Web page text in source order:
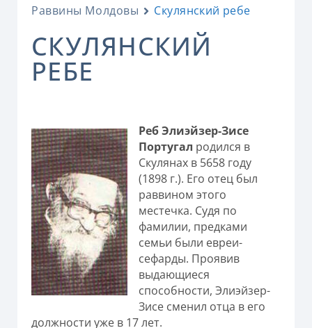
Раввины Молдовы
Скулянский ребе
СКУЛЯНСКИЙ
РЕБЕ
Реб Элиэйзер-Зисе
Португал родился в
Скулянах в 5658 году
(1898 г.). Его отец был
раввином этого
местечка. Судя по
фамилии, предками
семьи были евреи-
сефарды. Проявив
выдающиеся
способности, Элиэйзер-
Зисе сменил отца в его
должности уже в 17 лет.